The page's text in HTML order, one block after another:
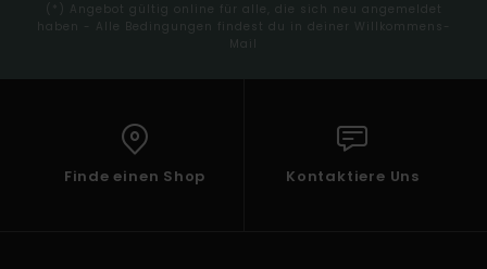
(*) Angebot gültig online für alle, die sich neu angemeldet
haben - Alle Bedingungen findest du in deiner Willkommens-
Mail
Finde einen Shop Kontaktiere Uns